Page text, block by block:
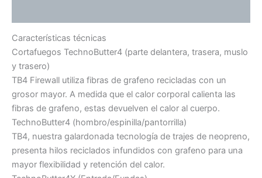
Características técnicas
Cortafuegos TechnoButter4 (parte delantera, trasera, muslo
y trasero)
TB4 Firewall utiliza fibras de grafeno recicladas con un
grosor mayor. A medida que el calor corporal calienta las
fibras de grafeno, estas devuelven el calor al cuerpo.
TechnoButter4 (hombro/espinilla/pantorrilla)
TB4, nuestra galardonada tecnología de trajes de neopreno,
presenta hilos reciclados infundidos con grafeno para una
mayor flexibilidad y retención del calor.